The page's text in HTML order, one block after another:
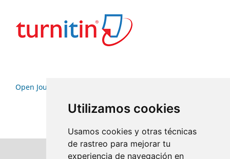
Utilizamos cookies
Usamos cookies y otras técnicas
de rastreo para mejorar tu
experiencia de navegación en
Open Journal Systems